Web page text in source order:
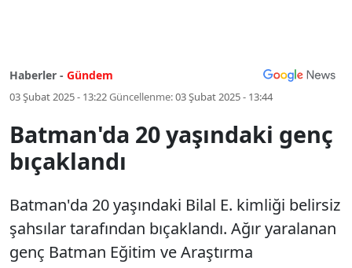
Haberler - Gündem
03 Şubat 2025 - 13:22Güncellenme:03 Şubat 2025 - 13:44
Batman'da 20 yaşındaki genç
bıçaklandı
Batman'da 20 yaşındaki Bilal E. kimliği belirsiz
şahsılar tarafından bıçaklandı. Ağır yaralanan
genç Batman Eğitim ve Araştırma